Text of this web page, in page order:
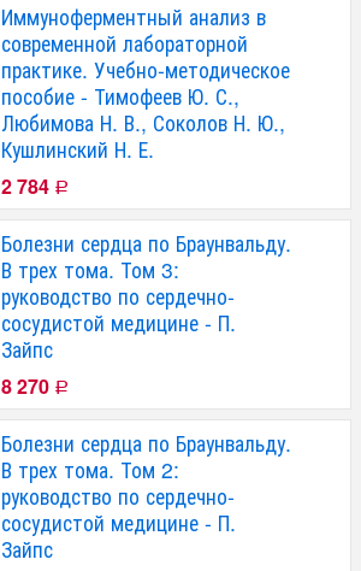
Иммуноферментный анализ в
современной лабораторной
практике. Учебно-методическое
пособие - Тимофеев Ю. С.,
Любимова Н. В., Соколов Н. Ю.,
Кушлинский Н. Е.
2 784 Р
Болезни сердца по Браунвальду.
В трех тома. Том 3:
руководство по сердечно-
сосудистой медицине - П.
Зайпс
8 270 Р
Болезни сердца по Браунвальду.
В трех тома. Том 2:
руководство по сердечно-
сосудистой медицине - П.
Зайпс